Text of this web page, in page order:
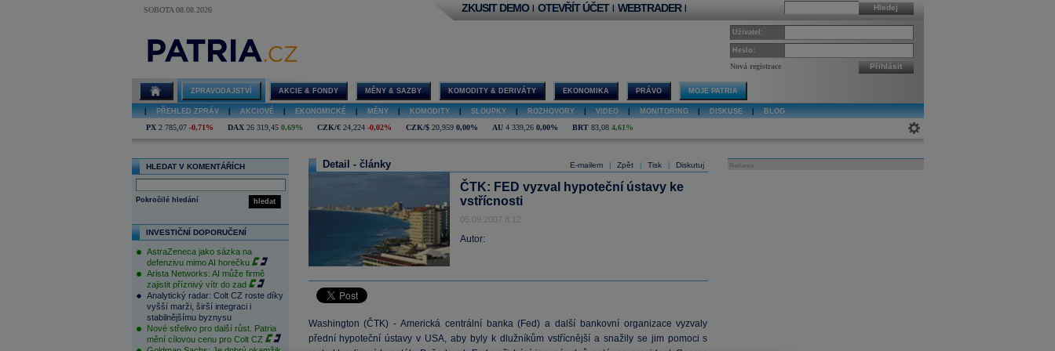
SOBOTA 08.08.2026 Hledej
ZKUSIT DEMO | OTEVŘÍT ÚČET | WEBTRADER |
Uživatel:
Heslo:
Nová registrace Přihlásit
ZPRAVODAJSTVÍ AKCIE & FONDY MĚNY & SAZBY KOMODITY & DERIVÁTY EKONOMIKA PRÁVO MOJE PATRIA
PŘEHLED ZPRÁV AKCIOVÉ EKONOMICKÉ MĚNY KOMODITY SLOUPKY ROZHOVORY VIDEO MONITORING DISKUSE BLOG
PX 2 785,07 -0,71% DAX 26 319,45 0,69% CZK/€ 24,224 -0,02% CZK/$ 20,959 0,00% AU 4 339,26 0,00% BRT 83,08 4,61%
HLEDAT V KOMENTÁŘÍCH
hledat
Pokročilé hledání
INVESTIČNÍ DOPORUČENÍ
AstraZeneca jako sázka na
defenzivu mimo AI horečku
Arista Networks: AI může firmě
zajistit příznivý vítr do zad
Analytický radar: Colt CZ roste díky
vyšší marži, širší integraci i
stabilnějšímu byznysu
Nové střelivo pro další růst. Patria
mění cílovou cenu pro Colt CZ
E-mailem Zpět Tisk Diskutuj
Detail - články
ČTK: FED vyzval hypoteční ústavy ke
vstřícnosti
05.09.2007 8:12
Autor:
Washington (ČTK) - Americká centrální banka (Fed) a další bankovní organizace vyzvaly
přední hypoteční ústavy v USA, aby byly k dlužníkům vstřícnější a snažily se jim pomoci s
Reklama